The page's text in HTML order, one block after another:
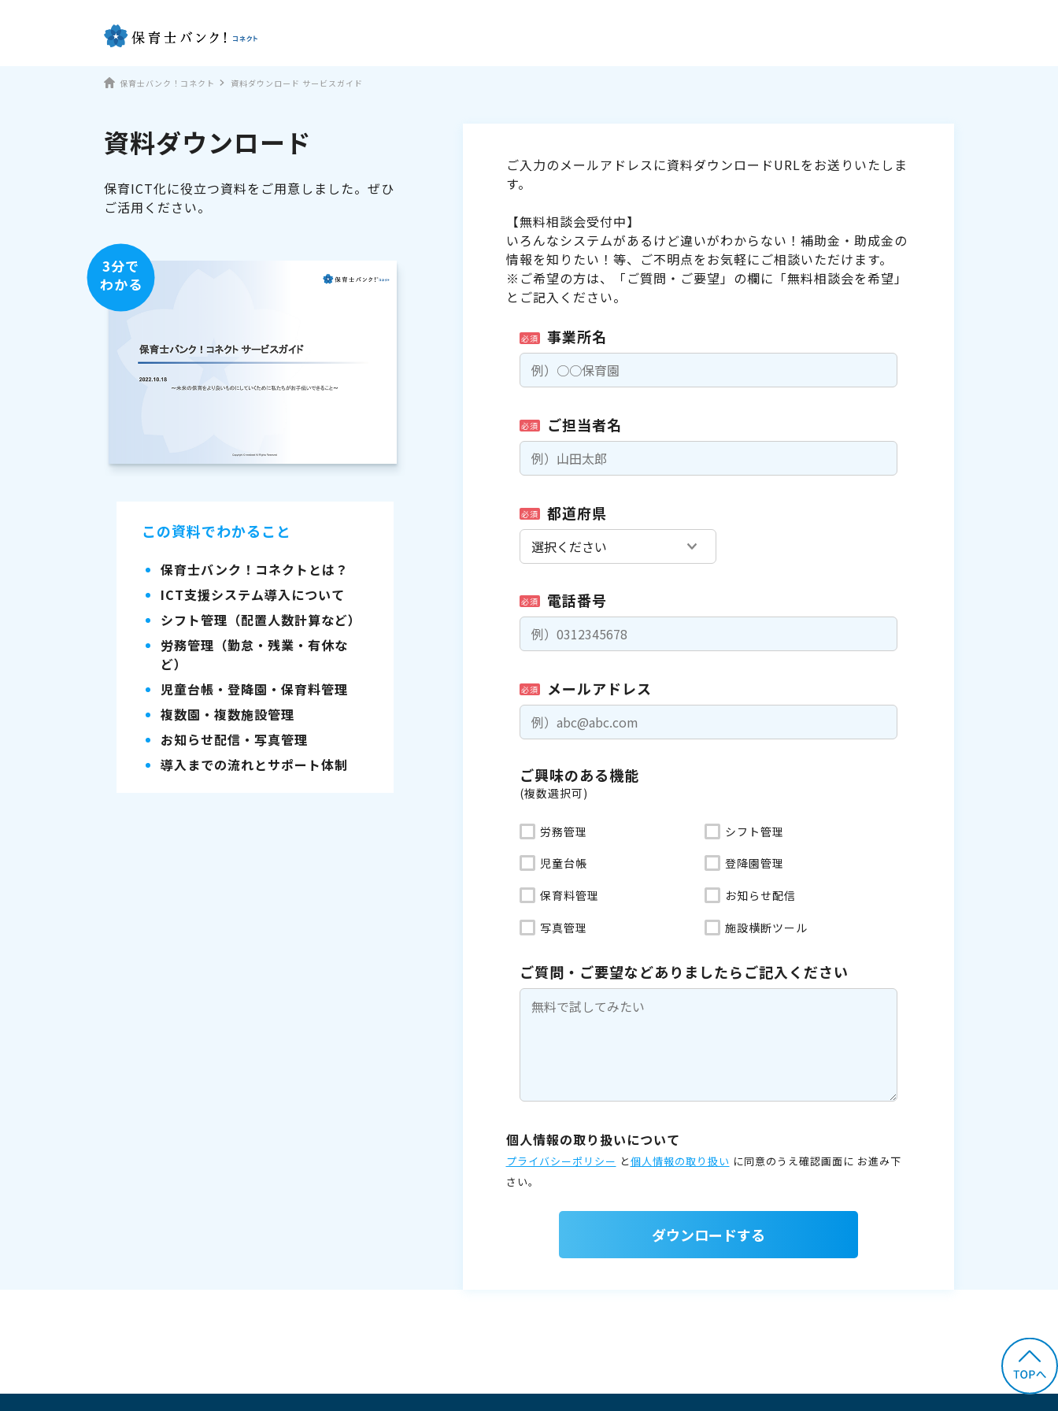
保育士バンク！コネクト 資料ダウンロード サービスガイド
資料ダウンロード
保育ICT化に役立つ資料をご用意しました。ぜひ
ご活用ください。
3分で
わかる
この資料でわかること
保育士バンク！コネクトとは？
ICT支援システム導入について
シフト管理（配置人数計算など）
労務管理（勤怠・残業・有休な
ど）
児童台帳・登降園・保育料管理
複数園・複数施設管理
お知らせ配信・写真管理
導入までの流れとサポート体制
ご入力のメールアドレスに資料ダウンロードURLをお送りいたしま
す。
【無料相談会受付中】
いろんなシステムがあるけど違いがわからない！補助金・助成金の
情報を知りたい！等、ご不明点をお気軽にご相談いただけます。
※ご希望の方は、「ご質問・ご要望」の欄に「無料相談会を希望」
とご記入ください。
必須 事業所名
必須 ご担当者名
必須 都道府県
必須 電話番号
必須 メールアドレス
ご興味のある機能
(複数選択可)
労務管理 シフト管理
児童台帳 登降園管理
保育料管理 お知らせ配信
写真管理 施設横断ツール
ご質問・ご要望などありましたらご記入ください
個人情報の取り扱いについて
プライバシーポリシー と個人情報の取り扱い に同意のうえ確認画面に お進み下
さい。
ダウンロードする